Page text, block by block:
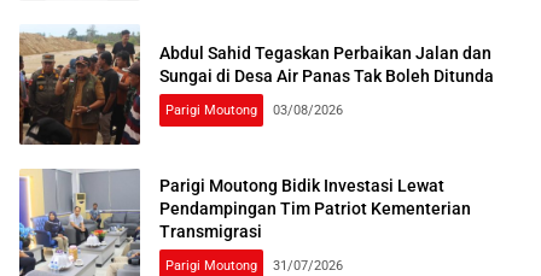
Abdul Sahid Tegaskan Perbaikan Jalan dan
Sungai di Desa Air Panas Tak Boleh Ditunda
Parigi Moutong 03/08/2026
Parigi Moutong Bidik Investasi Lewat
Pendampingan Tim Patriot Kementerian
Transmigrasi
Parigi Moutong 31/07/2026